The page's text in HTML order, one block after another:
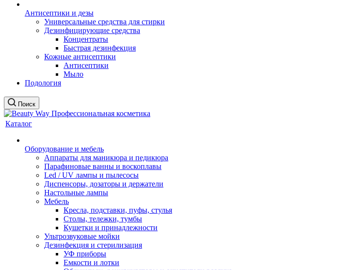
Антисептики и дезы
Универсальные средства для стирки
Дезинфицирующие средства
Концентраты
Быстрая дезинфекция
Кожные антисептики
Антисептики
Мыло
Подология
Поиск
Каталог
Оборудование и мебель
Аппараты для маникюра и педикюра
Парафиновые ванны и воскоплавы
Led / UV лампы и пылесосы
Диспенсоры, дозаторы и держатели
Настольные лампы
Мебель
Кресла, подставки, пуфы, стулья
Столы, тележки, тумбы
Кушетки и принадлежности
Ультрозвуковые мойки
Дезинфекция и стерилизация
УФ приборы
Емкости и лотки